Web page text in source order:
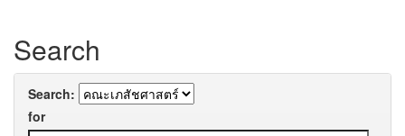
Search
Search:
for